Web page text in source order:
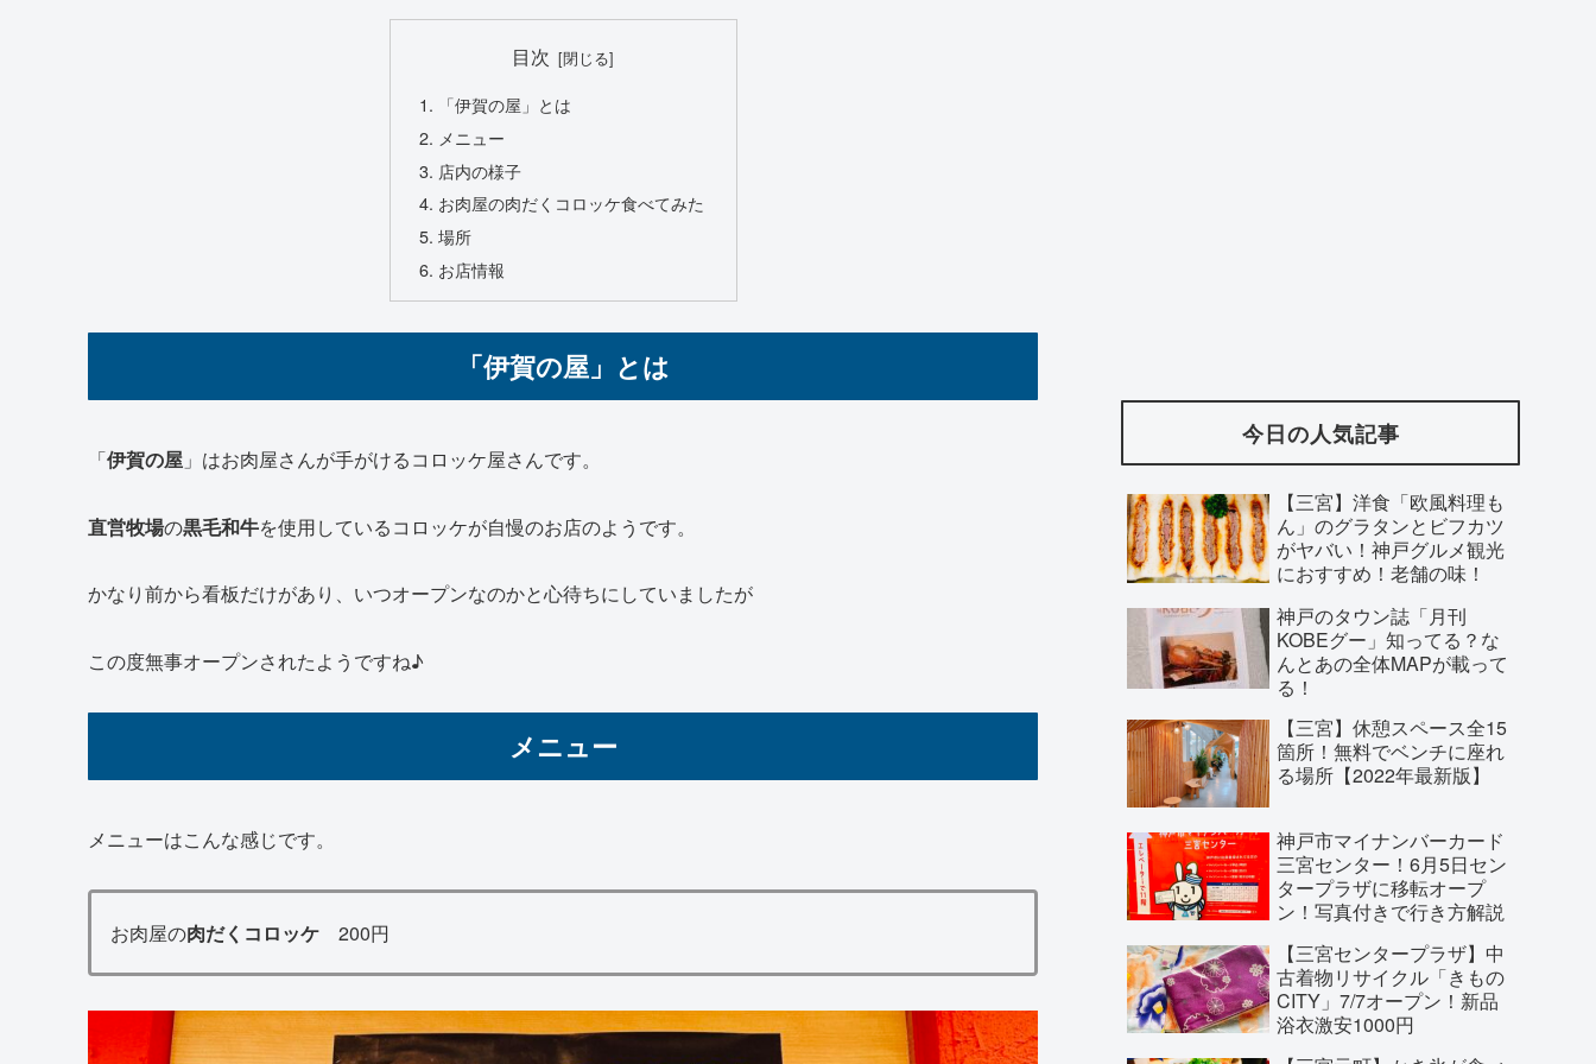
目次
「伊賀の屋」とは
メニュー
店内の様子
お肉屋の肉だくコロッケ食べてみた
場所
お店情報
「伊賀の屋」とは
「伊賀の屋 」はお肉屋さんが手がけるコロッケ屋さんです。
直営牧場の黒毛和牛を使用しているコロッケが自慢のお店のようです。
かなり前から看板だけがあり、いつオープンなのかと心待ちにしていましたが
この度無事オープンされたようですね♪
メニュー
メニューはこんな感じです。
お肉屋の肉だくコロッケ 200円
今日の人気記事
【三宮】洋食「欧風料理も
ん」のグラタンとビフカツ
がヤバい！神戸グルメ観光
におすすめ！老舗の味！
神戸のタウン誌「月刊
KOBEグー」知ってる？な
んとあの全体MAPが載って
る！
【三宮】休憩スペース全15
箇所！無料でベンチに座れ
る場所【2022年最新版】
神戸市マイナンバーカード
三宮センター！6月5日セン
タープラザに移転オープ
ン！写真付きで行き方解説
【三宮センタープラザ】中
古着物リサイクル「きもの
CITY」7/7オープン！新品
浴衣激安1000円